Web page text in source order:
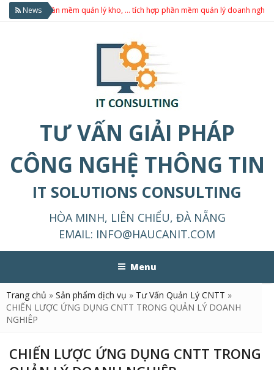
News
phần mềm quản lý kho, … tích hợp phần mềm quản lý doanh nghiệp theo
TƯ VẤN GIẢI PHÁP
CÔNG NGHỆ THÔNG TIN
IT SOLUTIONS CONSULTING
HÒA MINH, LIÊN CHIỂU, ĐÀ NẴNG
EMAIL: INFO@HAUCANIT.COM
Menu
Trang chủ » Sản phẩm dịch vụ » Tư Vấn Quản Lý CNTT »
CHIẾN LƯỢC ỨNG DỤNG CNTT TRONG QUẢN LÝ DOANH
NGHIÊP
CHIẾN LƯỢC ỨNG DỤNG CNTT TRONG